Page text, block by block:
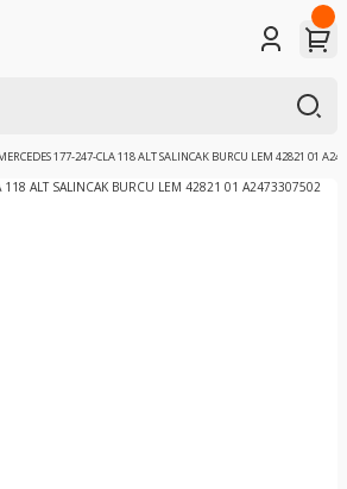
177-247-CLA 118 ALT SALINCAK BURCU LEM 42821 01